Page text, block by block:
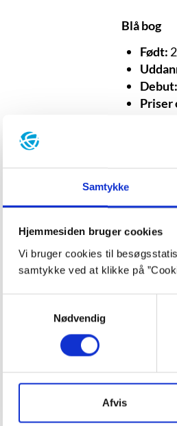
Samtykke
Hjemmesiden bruger cookies
Vi bruger cookies til
samtykke ved at klikke på
Nødvendig
Afvis
Blå bog
Født:
Debut:
Priser
Rasmus
var
siden,
godt”.
ellers var